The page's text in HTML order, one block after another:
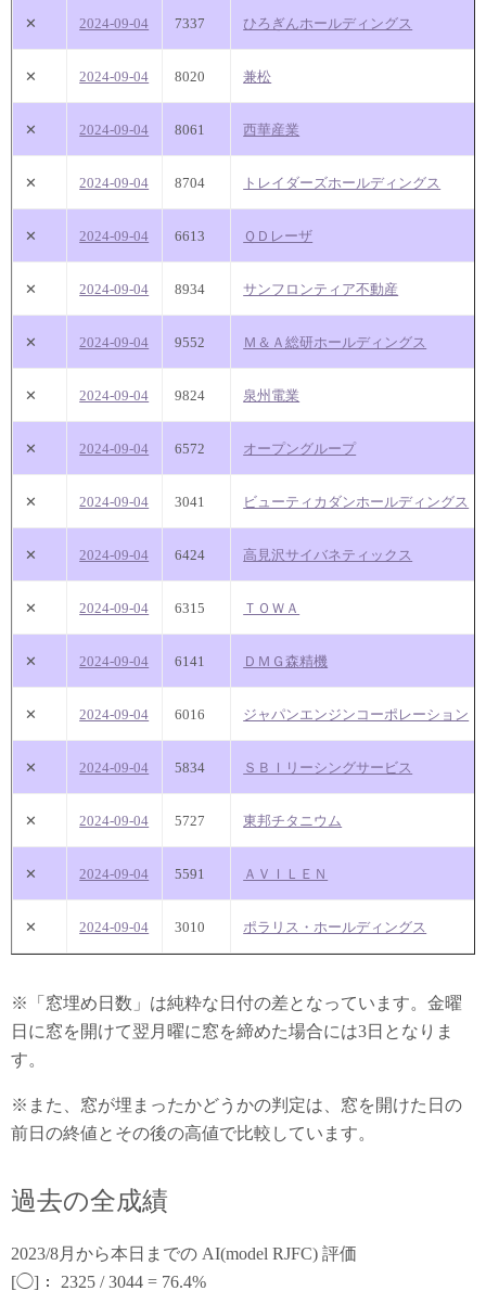
✕ 2024-09-04 7337 ひろぎんホールディングス
✕ 2024-09-04 8020 兼松
✕ 2024-09-04 8061 西華産業
✕ 2024-09-04 8704 トレイダーズホールディングス
✕ 2024-09-04 6613 ＱＤレーザ
✕ 2024-09-04 8934 サンフロンティア不動産
✕ 2024-09-04 9552 Ｍ＆Ａ総研ホールディングス
✕ 2024-09-04 9824 泉州電業
✕ 2024-09-04 6572 オープングループ
✕ 2024-09-04 3041 ビューティカダンホールディングス
✕ 2024-09-04 6424 高見沢サイバネティックス
✕ 2024-09-04 6315 ＴＯＷＡ
✕ 2024-09-04 6141 ＤＭＧ森精機
✕ 2024-09-04 6016 ジャパンエンジンコーポレーション
✕ 2024-09-04 5834 ＳＢＩリーシングサービス
✕ 2024-09-04 5727 東邦チタニウム
✕ 2024-09-04 5591 ＡＶＩＬＥＮ
✕ 2024-09-04 3010 ポラリス・ホールディングス
※「窓埋め日数」は純粋な日付の差となっています。金曜
日に窓を開けて翌月曜に窓を締めた場合には3日となりま
す。
※また、窓が埋まったかどうかの判定は、窓を開けた日の
前日の終値とその後の高値で比較しています。
過去の全成績
2023/8月から本日までの AI(model RJFC) 評価
[◯]： 2325 / 3044 = 76.4%